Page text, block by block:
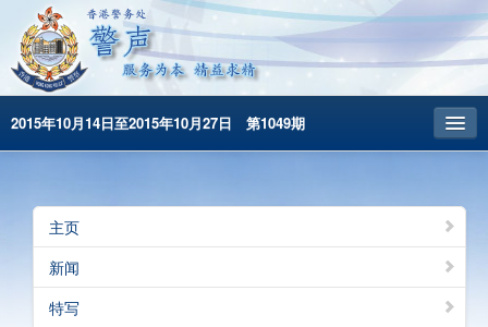
2015年10月14日至2015年10月27日 第1049期
昔日警声
警务处主页
繁體版
主页
新闻
特写